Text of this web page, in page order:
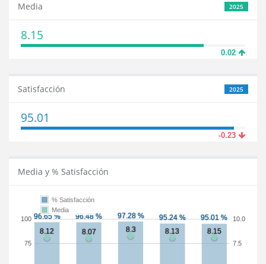
2025
Media
8.15
0.02
2025
Satisfacción
95.01
-0.23
Media y % Satisfacción
75
100
7.5
10.0
% Satisfacción
Media